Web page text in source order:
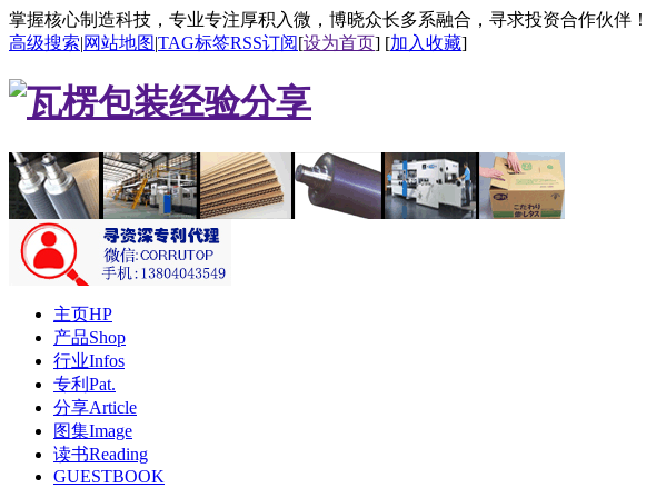
掌握核心制造科技，专业专注厚积入微，博晓众长多系融合，寻求投资合作伙伴！
高级搜索|网站地图|TAG标签RSS订阅[设为首页] [加入收藏]
主页HP
产品Shop
行业Infos
专利Pat.
分享Article
图集Image
读书Reading
GUESTBOOK